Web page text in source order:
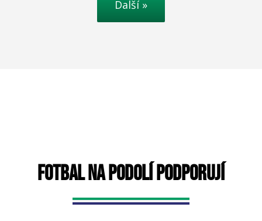
Další »
FOTBAL NA PODOLÍ PODPORUJÍ